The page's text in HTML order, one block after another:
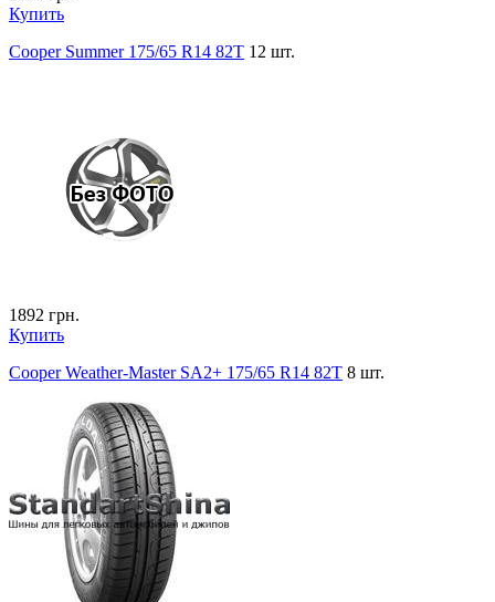
Купить
Cooper Summer 175/65 R14 82T 12 шт.
1892 грн.
Купить
Cooper Weather-Master SA2+ 175/65 R14 82T 8 шт.